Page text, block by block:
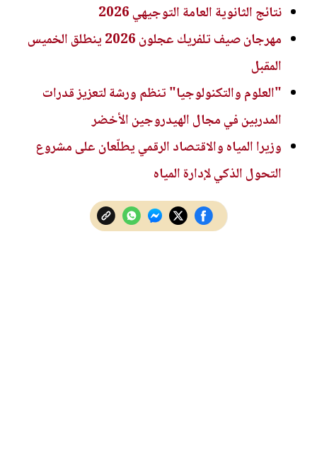
نتائج الثانوية العامة التوجيهي 2026
مهرجان صيف تلفريك عجلون 2026 ينطلق الخميس
المقبل
"العلوم والتكنولوجيا" تنظم ورشة لتعزيز قدرات
المدربين في مجال الهيدروجين الأخضر
وزيرا المياه والاقتصاد الرقمي يطلّعان على مشروع
التحول الذكي لإدارة المياه